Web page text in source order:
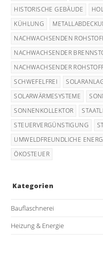
HISTORISCHE GEBÄUDE
KÜHLUNG
NACHWACHSENDEN
NACHWACHSENDER
NACHWACHSENDER
SCHWEFELFREI
SOLARWÄRMESYSTEME
SONNENKOLLEKTOR
STEUERVERGÜNSTIGUNG
UMWELDFREUNDLICHE
ÖKOSTEUER
Kategorien
Bauflaschnerei
Heizung & Energie